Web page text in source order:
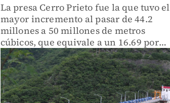
La presa Cerro Prieto fue la que tuvo el
mayor incremento al pasar de 44.2
millones a 50 millones de metros
cúbicos, que equivale a un 16.69 por
ciento de su almacenamiento